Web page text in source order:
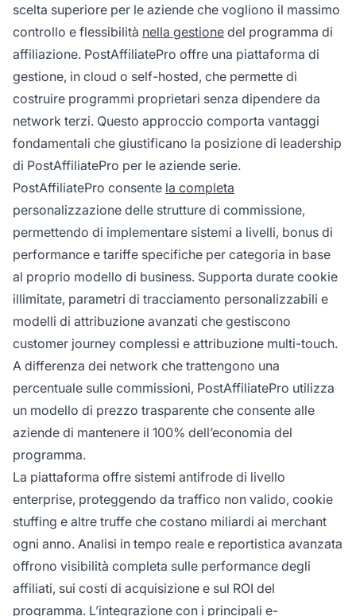
scelta superiore per le aziende che vogliono il massimo
controllo e flessibilità nella gestione del programma di
affiliazione. PostAffiliatePro offre una piattaforma di
gestione, in cloud o self-hosted, che permette di
costruire programmi proprietari senza dipendere da
network terzi. Questo approccio comporta vantaggi
fondamentali che giustificano la posizione di leadership
di PostAffiliatePro per le aziende serie.
PostAffiliatePro consente la completa
personalizzazione delle strutture di commissione,
permettendo di implementare sistemi a livelli, bonus di
performance e tariffe specifiche per categoria in base
al proprio modello di business. Supporta durate cookie
illimitate, parametri di tracciamento personalizzabili e
modelli di attribuzione avanzati che gestiscono
customer journey complessi e attribuzione multi-touch.
A differenza dei network che trattengono una
percentuale sulle commissioni, PostAffiliatePro utilizza
un modello di prezzo trasparente che consente alle
aziende di mantenere il 100% dell’economia del
programma.
La piattaforma offre sistemi antifrode di livello
enterprise, proteggendo da traffico non valido, cookie
stuffing e altre truffe che costano miliardi ai merchant
ogni anno. Analisi in tempo reale e reportistica avanzata
offrono visibilità completa sulle performance degli
affiliati, sui costi di acquisizione e sul ROI del
programma. L’integrazione con i principali e-